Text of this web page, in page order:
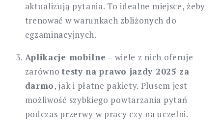
aktualizują pytania. To idealne miejsce, żeby
trenować w warunkach zbliżonych do
egzaminacyjnych.
Aplikacje mobilne – wiele z nich oferuje
zarównotesty na prawo jazdy 2025 za
darmo, jak i płatne pakiety. Plusem jest
możliwość szybkiego powtarzania pytań
podczas przerwy w pracy czy na uczelni.